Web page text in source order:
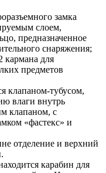
замка
слоем,
предназначенное
снаряжения;
кармана для
предметов
клапаном-тубусом,
влаги внутрь
клапаном, с
«фастекс» и
отделение и верхний
карабин для